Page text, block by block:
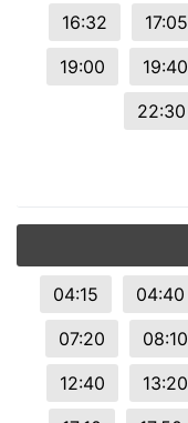
16:32
17:05
19:00
19:40
22:30
04:15 04:40
07:20
08:10
12:40
13:20